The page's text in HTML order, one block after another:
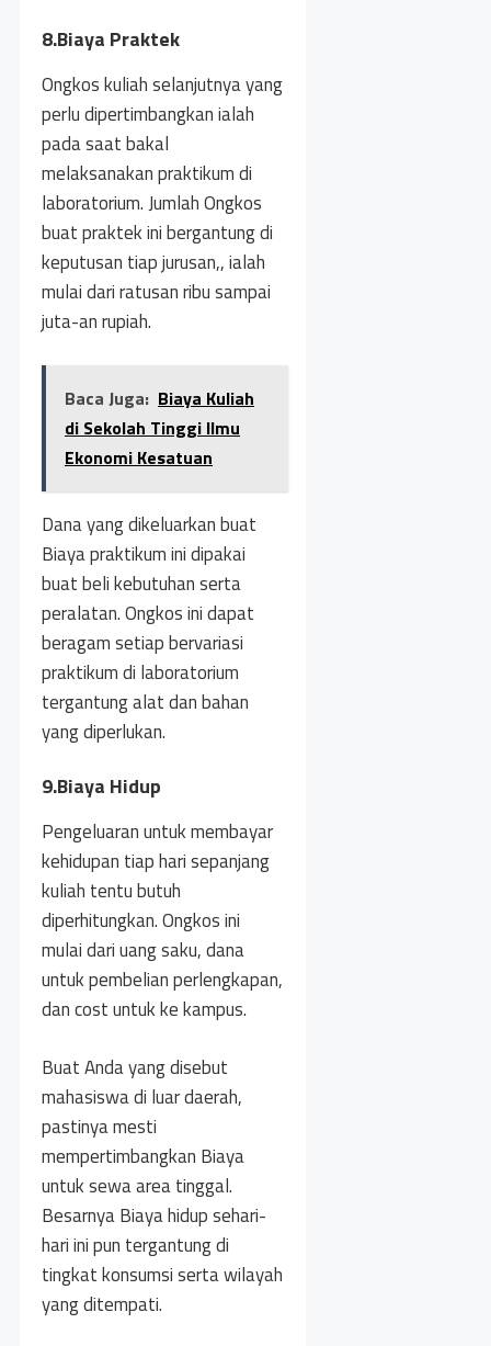
8.Biaya Praktek
Ongkos kuliah selanjutnya yang
perlu dipertimbangkan ialah
pada saat bakal
melaksanakan praktikum di
laboratorium. Jumlah Ongkos
buat praktek ini bergantung di
keputusan tiap jurusan,, ialah
mulai dari ratusan ribu sampai
juta-an rupiah.
Baca Juga: Biaya Kuliah
di Sekolah Tinggi Ilmu
Ekonomi Kesatuan
Dana yang dikeluarkan buat
Biaya praktikum ini dipakai
buat beli kebutuhan serta
peralatan. Ongkos ini dapat
beragam setiap bervariasi
praktikum di laboratorium
tergantung alat dan bahan
yang diperlukan.
9.Biaya Hidup
Pengeluaran untuk membayar
kehidupan tiap hari sepanjang
kuliah tentu butuh
diperhitungkan. Ongkos ini
mulai dari uang saku, dana
untuk pembelian perlengkapan,
dan cost untuk ke kampus.
Buat Anda yang disebut
mahasiswa di luar daerah,
pastinya mesti
mempertimbangkan Biaya
untuk sewa area tinggal.
Besarnya Biaya hidup sehari-
hari ini pun tergantung di
tingkat konsumsi serta wilayah
yang ditempati.